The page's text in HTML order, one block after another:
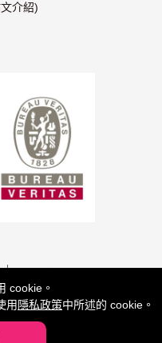
cookie。
用 隱私政策中所述的 cookie。
介紹)